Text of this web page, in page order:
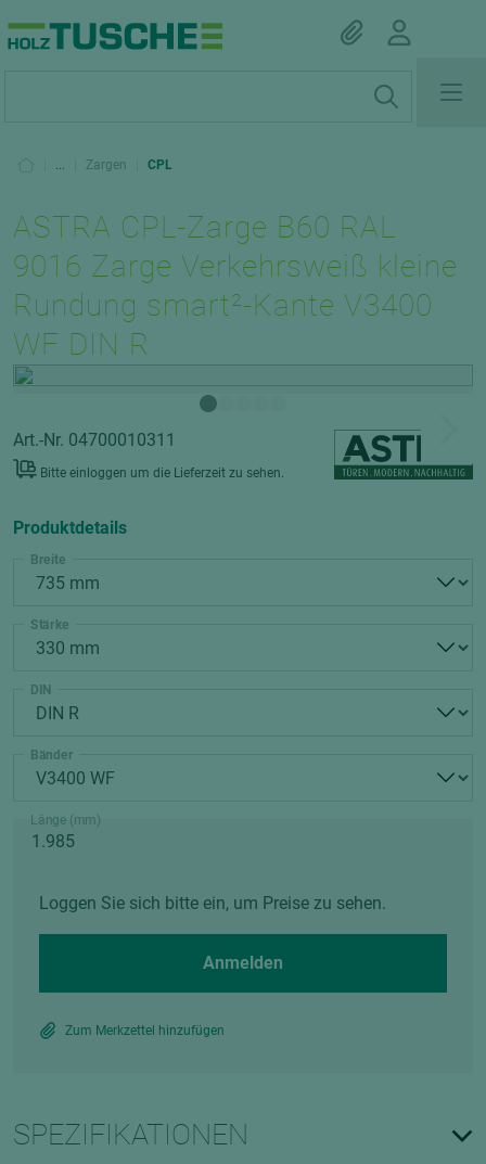
... Zargen CPL
ASTRA CPL-Zarge B60 RAL
9016 Zarge Verkehrsweiß kleine
Rundung smart²-Kante V3400
WF DIN R
Art.-Nr. 04700010311
Bitte einloggen um die Lieferzeit zu sehen.
Produktdetails
Breite
Stärke
DIN
Bänder
Länge (mm)
Loggen Sie sich bitte ein, um Preise zu sehen.
Anmelden
Zum Merkzettel hinzufügen
SPEZIFIKATIONEN